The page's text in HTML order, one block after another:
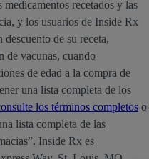
recetados y las
y los usuarios de Inside Rx
descuento de su receta,
de vacunas, cuando
de edad a la compra de
una lista completa de los
los términos completos o
lista completa de las
Inside Rx es